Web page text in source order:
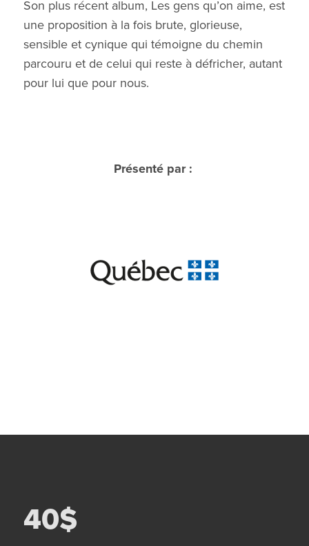
Son plus récent album, Les gens qu’on aime, est
une proposition à la fois brute, glorieuse,
sensible et cynique qui témoigne du chemin
parcouru et de celui qui reste à défricher, autant
pour lui que pour nous.
Présenté par :
40$